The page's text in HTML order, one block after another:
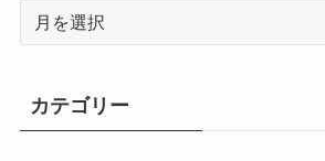
ブ
カテゴリー